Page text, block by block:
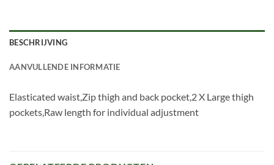
BESCHRIJVING
AANVULLENDE INFORMATIE
Elasticated waist,Zip thigh and back pocket,2 X Large thigh
pockets,Raw length for individual adjustment